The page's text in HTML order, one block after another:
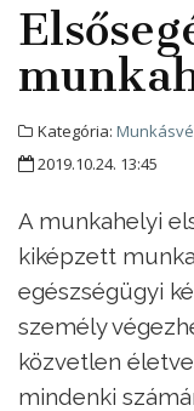
Kategória:
2019.10.24. 13:45
A munkahelyi
kiképzett
egészségügyi
személy
közvetlen
mindenki